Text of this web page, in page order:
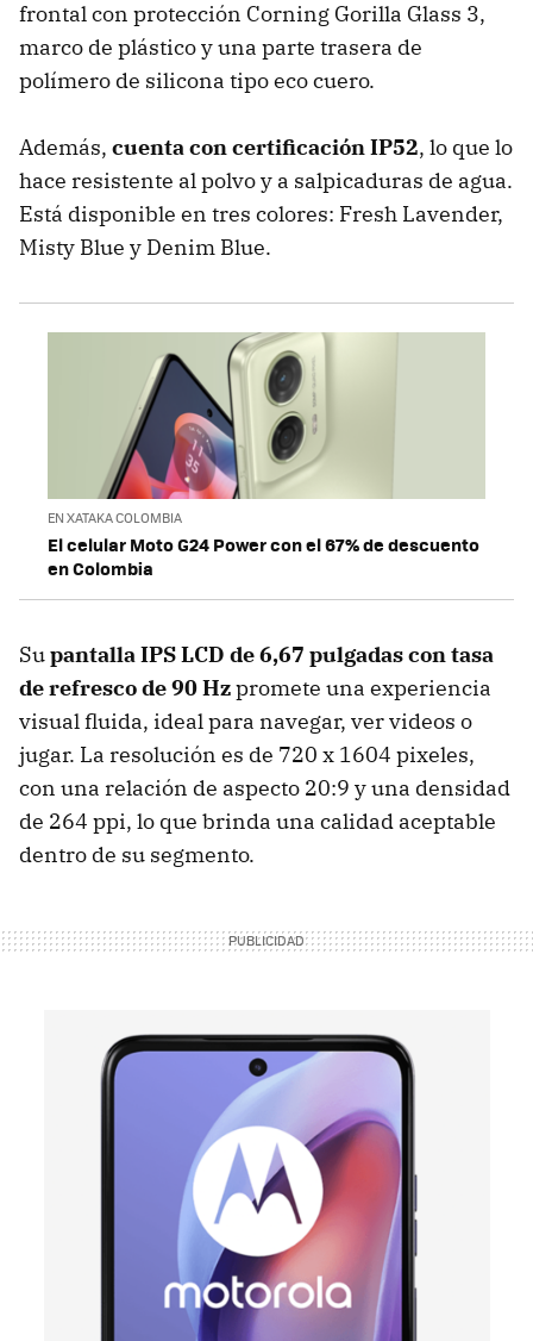
frontal con protección Corning Gorilla Glass 3,
marco de plástico y una parte trasera de
polímero de silicona tipo eco cuero.
Además, cuenta con certificación IP52, lo que lo
hace resistente al polvo y a salpicaduras de agua.
Está disponible en tres colores: Fresh Lavender,
Misty Blue y Denim Blue.
EN XATAKA COLOMBIA
El celular Moto G24 Power con el 67% de descuento
en Colombia
Supantalla IPS LCD de 6,67 pulgadas con tasa
de refresco de 90 Hzpromete una experiencia
visual fluida, ideal para navegar, ver videos o
jugar. La resolución es de 720 x 1604 pixeles,
con una relación de aspecto 20:9 y una densidad
de 264 ppi, lo que brinda una calidad aceptable
dentro de su segmento.